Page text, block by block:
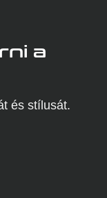
a
és stílusát.